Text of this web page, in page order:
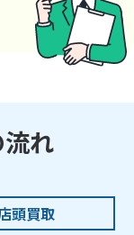
れ
頭買取